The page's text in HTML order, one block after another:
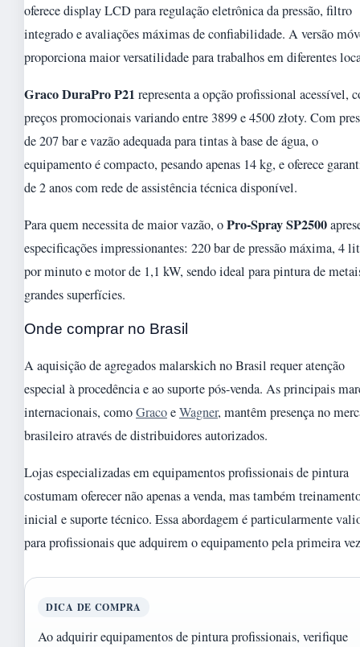
oferece display LCD para regulação eletrônica da pressão, filtro
integrado e avaliações máximas de confiabilidade. A versão
proporciona maior versatilidade para trabalhos em diferentes
Graco DuraPro P21 representa a opção profissional acessível,
preços promocionais variando entre 3899 e 4500 złoty. Com
de 207 bar e vazão adequada para tintas à base de água, o
equipamento é compacto, pesando apenas 14 kg, e oferece
de 2 anos com rede de assistência técnica disponível.
Para quem necessita de maior vazão, oPro-Spray SP2500
especificações impressionantes: 220 bar de pressão máxima, 4
por minuto e motor de 1,1 kW, sendo ideal para pintura de
grandes superfícies.
Onde comprar no Brasil
A aquisição de agregados malarskich no Brasil requer atenção
especial à procedência e ao suporte pós-venda. As principais
internacionais, comoGracoeWagner, mantêm presença no
brasileiro através de distribuidores autorizados.
Lojas especializadas em equipamentos profissionais de pintura
costumam oferecer não apenas a venda, mas também
inicial e suporte técnico. Essa abordagem é particularmente
para profissionais que adquirem o equipamento pela primeira
DICA DE COMPRA
Ao adquirir equipamentos de pintura profissionais, verifique